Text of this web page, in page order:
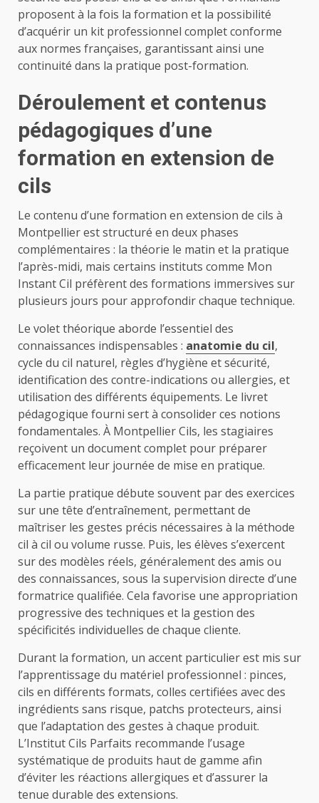
proposent à la fois la formation et la possibilité
d’acquérir un kit professionnel complet conforme
aux normes françaises, garantissant ainsi une
continuité dans la pratique post-formation.
Déroulement et contenus
pédagogiques d’une
formation en extension de
cils
Le contenu d’une formation en extension de cils à
Montpellier est structuré en deux phases
complémentaires : la théorie le matin et la pratique
l’après-midi, mais certains instituts comme Mon
Instant Cil préfèrent des formations immersives sur
plusieurs jours pour approfondir chaque technique.
Le volet théorique aborde l’essentiel des
connaissances indispensables : anatomie du cil,
cycle du cil naturel, règles d’hygiène et sécurité,
identification des contre-indications ou allergies, et
utilisation des différents équipements. Le livret
pédagogique fourni sert à consolider ces notions
fondamentales. À Montpellier Cils, les stagiaires
reçoivent un document complet pour préparer
efficacement leur journée de mise en pratique.
La partie pratique débute souvent par des exercices
sur une tête d’entraînement, permettant de
maîtriser les gestes précis nécessaires à la méthode
cil à cil ou volume russe. Puis, les élèves s’exercent
sur des modèles réels, généralement des amis ou
des connaissances, sous la supervision directe d’une
formatrice qualifiée. Cela favorise une appropriation
progressive des techniques et la gestion des
spécificités individuelles de chaque cliente.
Durant la formation, un accent particulier est mis sur
l’apprentissage du matériel professionnel : pinces,
cils en différents formats, colles certifiées avec des
ingrédients sans risque, patchs protecteurs, ainsi
que l’adaptation des gestes à chaque produit.
L’Institut Cils Parfaits recommande l’usage
systématique de produits haut de gamme afin
d’éviter les réactions allergiques et d’assurer la
tenue durable des extensions.